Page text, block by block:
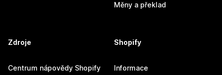
Měny a překlad
Zdroje
Centrum nápovědy Shopify
Shopify
Informace